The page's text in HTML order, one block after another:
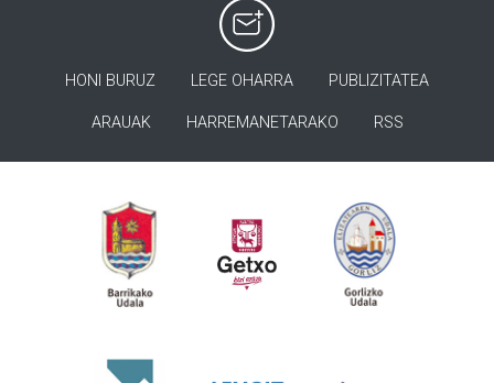
HONI BURUZ LEGE OHARRA PUBLIZITATEA
ARAUAK HARREMANETARAKO RSS